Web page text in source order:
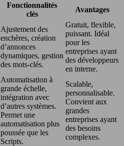
Fonctionnalités
clés
Avantages
Ajustement des
enchères, création
d’annonces
dynamiques, gestion
des mots-clés.
Gratuit, flexible,
puissant. Idéal
pour les
entreprises ayant
des développeurs
en interne.
Automatisation à
grande échelle,
intégration avec
d’autres systèmes.
Permet une
automatisation plus
poussée que les
Scripts.
Scalable,
personnalisable.
Convient aux
grandes
entreprises ayant
des besoins
complexes.